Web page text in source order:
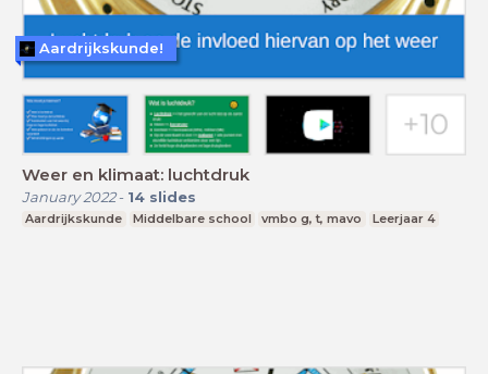
Weer en klimaat: luchtdruk
January 2022- 14 slides
Aardrijkskunde Middelbare school vmbo g, t, mavo Leerjaar 4
Aardrijkskunde!